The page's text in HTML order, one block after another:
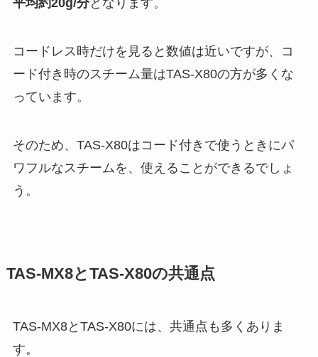
平均約20g/分となります。
コードレス時だけを見ると数値は近いですが、コ
ード付き時のスチーム量はTAS-X80の方が多くな
っています。
そのため、TAS-X80はコード付きで使うときにパ
ワフルなスチームを、使えることができるでしょ
う。
TAS-MX8とTAS-X80の共通点
TAS-MX8とTAS-X80には、共通点も多くありま
す。